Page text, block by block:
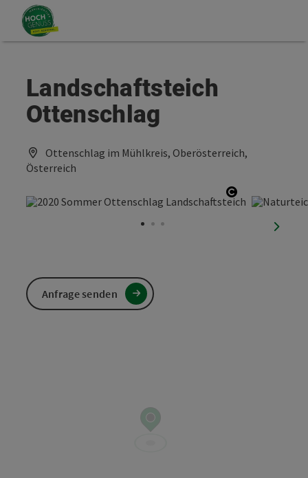
Zum Inhalt
Zum Seitenanfang
Landschaftsteich
Ottenschlag
Ottenschlag im Mühlkreis, Oberösterreich,
Österreich
Copyright
Anfrage senden